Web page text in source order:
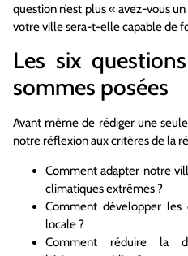
question n’est plus « avez-vous
votre ville sera-t-elle capable de
Les six
sommes posées
Avant même de rédiger une
notre réflexion aux critères de la
Comment adapter notre
climatiques extrêmes ?
Comment développer les
locale ?
Comment réduire la